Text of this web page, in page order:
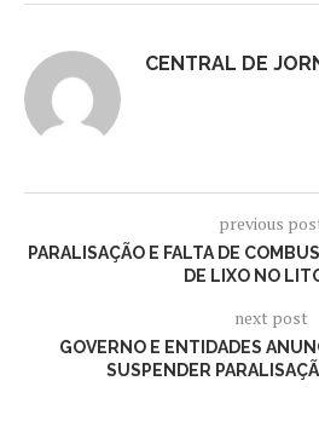
CENTRAL DE
previous
PARALISAÇÃO E FALTA DE
DE LIXO NO
next post
GOVERNO E ENTIDADES
SUSPENDER